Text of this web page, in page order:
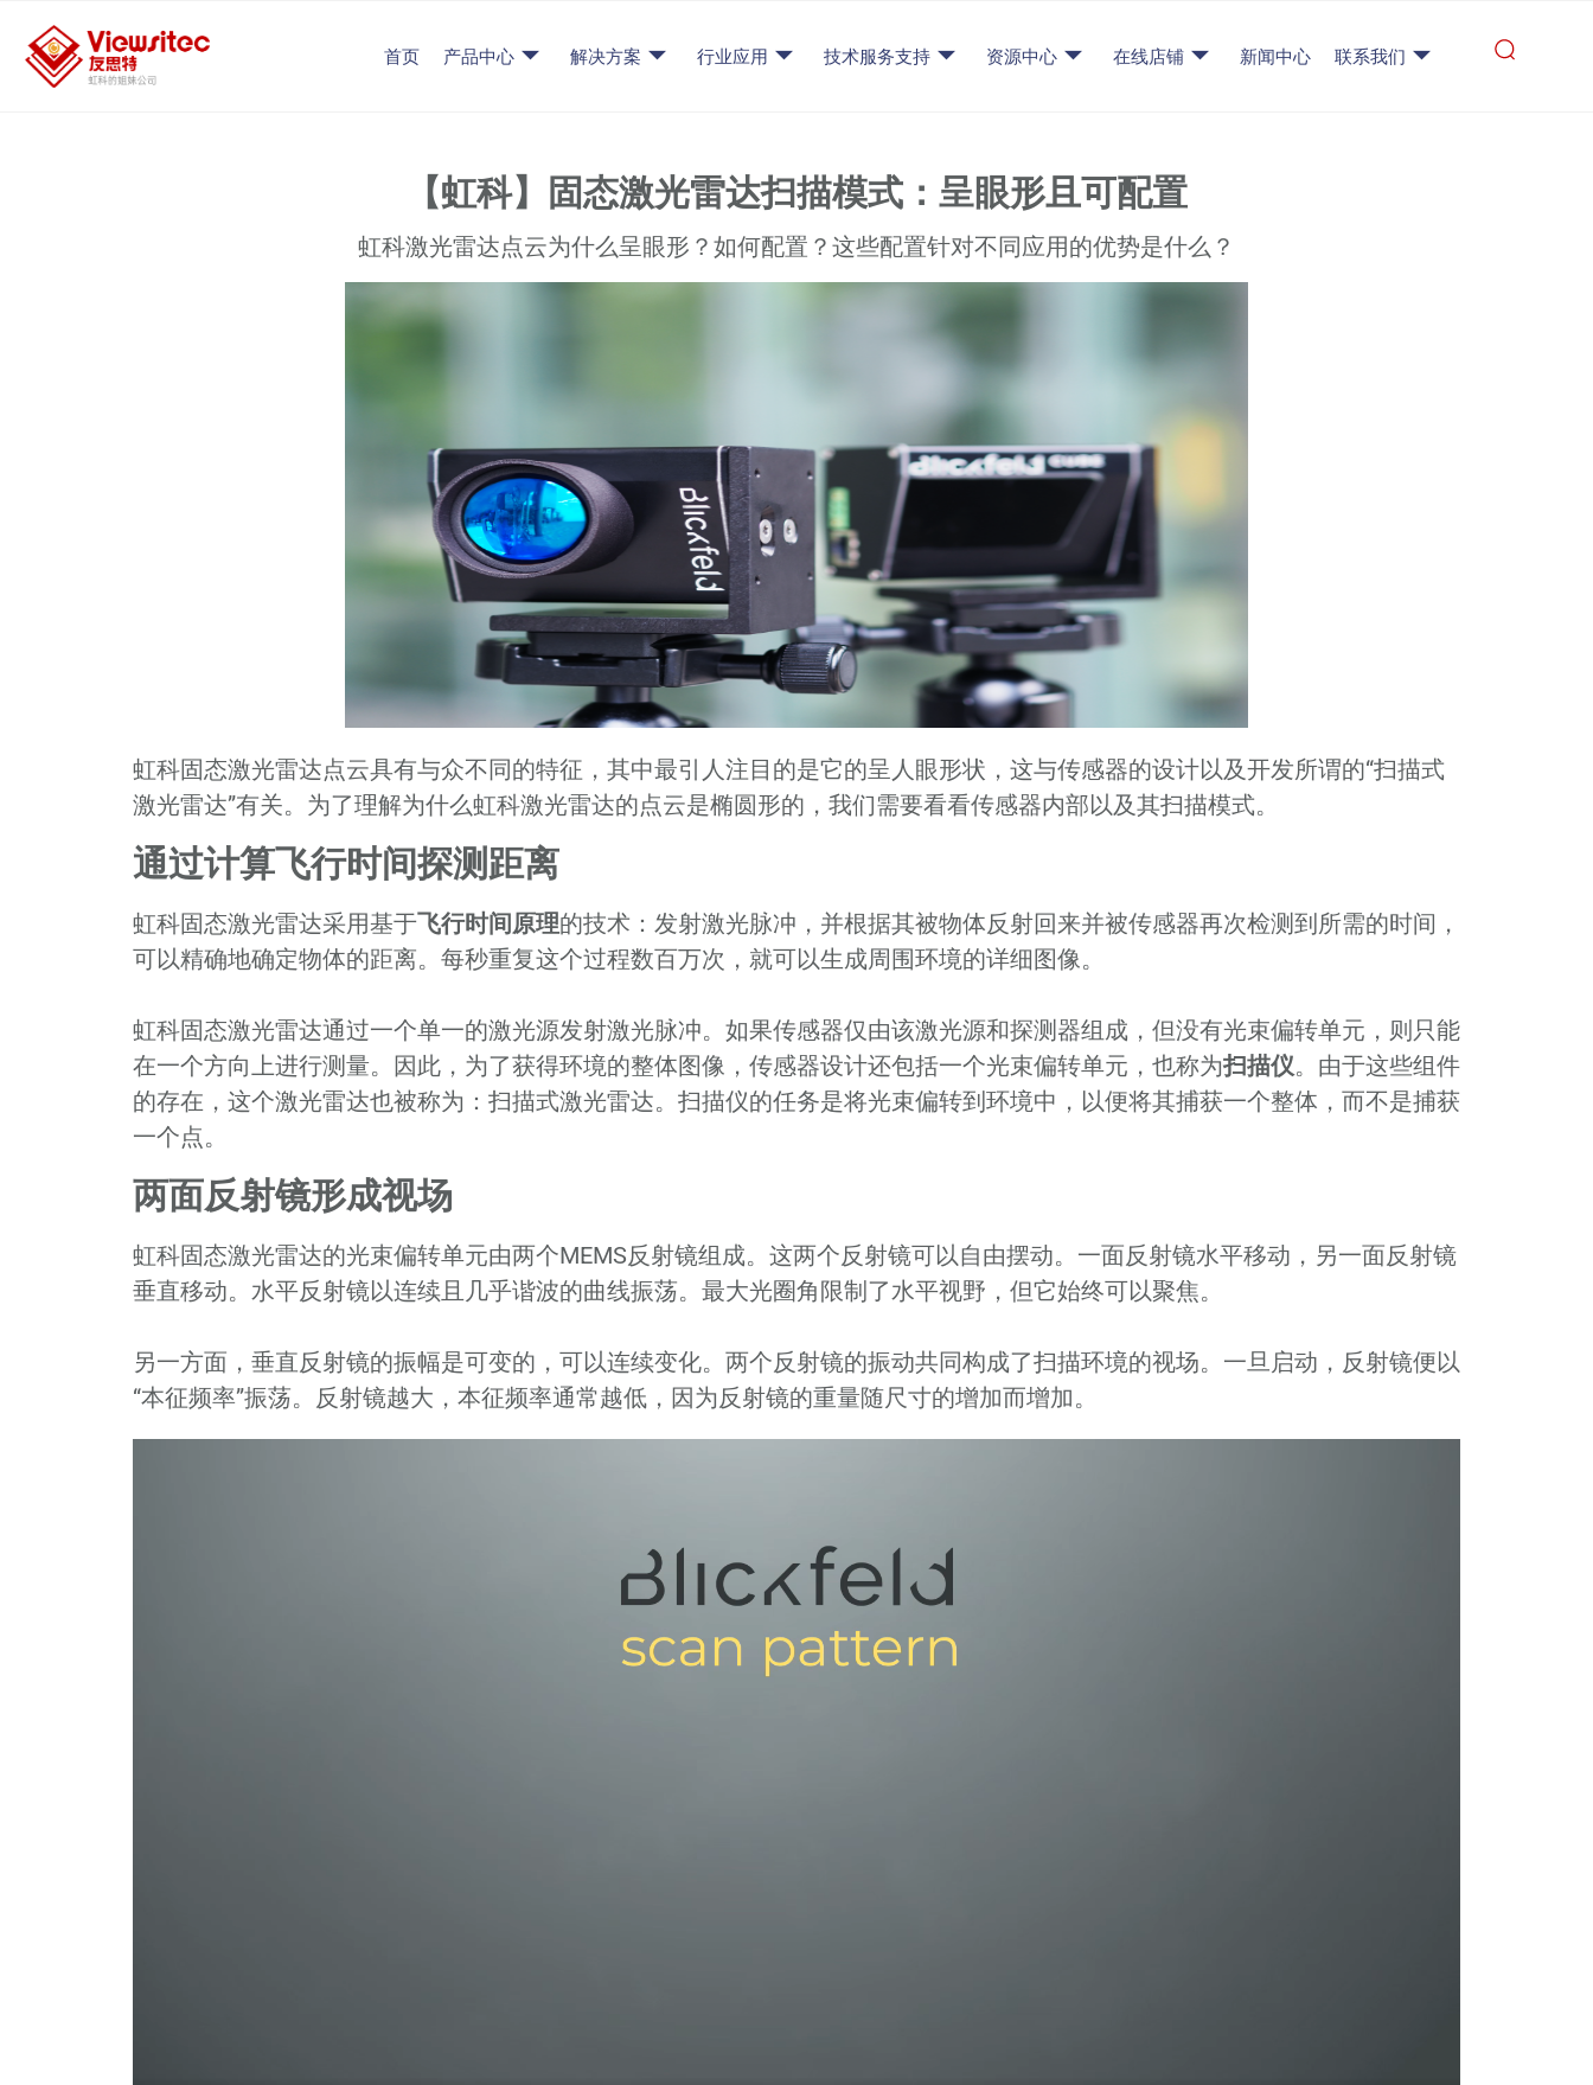
首页 产品中心 解决方案 行业应用 技术服务支持 资源中心 在线店铺 新闻中心 联系我们
【虹科】固态激光雷达扫描模式：呈眼形且可配置
虹科激光雷达点云为什么呈眼形？如何配置？这些配置针对不同应用的优势是什么？
虹科固态激光雷达点云具有与众不同的特征，其中最引人注目的是它的呈人眼形状，这与传感器的设计以及开发所谓的“扫描式
激光雷达”有关。为了理解为什么虹科激光雷达的点云是椭圆形的，我们需要看看传感器内部以及其扫描模式。
通过计算飞行时间探测距离
虹科固态激光雷达采用基于飞行时间原理的技术：发射激光脉冲，并根据其被物体反射回来并被传感器再次检测到所需的时间，
可以精确地确定物体的距离。每秒重复这个过程数百万次，就可以生成周围环境的详细图像。
虹科固态激光雷达通过一个单一的激光源发射激光脉冲。如果传感器仅由该激光源和探测器组成，但没有光束偏转单元，则只能
在一个方向上进行测量。因此，为了获得环境的整体图像，传感器设计还包括一个光束偏转单元，也称为扫描仪。由于这些组件
的存在，这个激光雷达也被称为：扫描式激光雷达。扫描仪的任务是将光束偏转到环境中，以便将其捕获一个整体，而不是捕获
一个点。
两面反射镜形成视场
虹科固态激光雷达的光束偏转单元由两个MEMS反射镜组成。这两个反射镜可以自由摆动。一面反射镜水平移动，另一面反射镜
垂直移动。水平反射镜以连续且几乎谐波的曲线振荡。最大光圈角限制了水平视野，但它始终可以聚焦。
另一方面，垂直反射镜的振幅是可变的，可以连续变化。两个反射镜的振动共同构成了扫描环境的视场。一旦启动，反射镜便以
“本征频率”振荡。反射镜越大，本征频率通常越低，因为反射镜的重量随尺寸的增加而增加。